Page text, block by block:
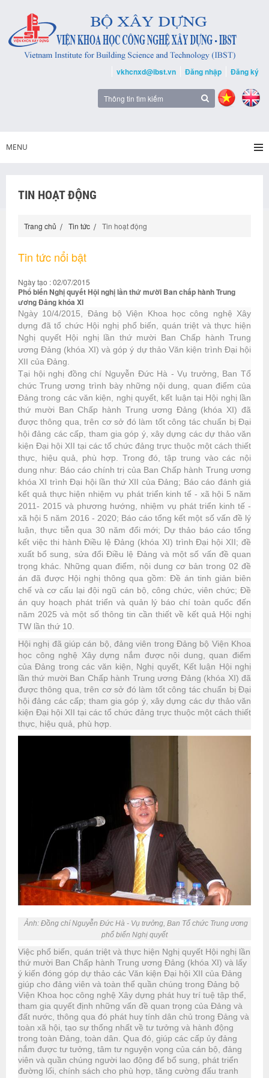
vkhcnxd@ibst.vn Đăng nhập Đăng ký
MENU
TIN HOẠT ĐỘNG
Trang chủ Tin tức Tin hoạt động
Tin tức nổi bật
Ngày tạo : 02/07/2015
Phổ biến Nghị quyết Hội nghị lần thứ mười Ban chấp hành Trung
ương Đảng khóa XI
Ngày 10/4/2015, Đảng bộ Viện Khoa học công nghệ Xây
dựng đã tổ chức Hội nghị phổ biến, quán triệt và thực hiện
Nghị quyết Hội nghị lần thứ mười Ban Chấp hành Trung
ương Đảng (khóa XI) và góp ý dự thảo Văn kiện trình Đại hội
XII của Đảng.
Tại hội nghị đồng chí Nguyễn Đức Hà - Vụ trưởng, Ban Tổ
chức Trung ương trình bày những nội dung, quan điểm của
Đảng trong các văn kiện, nghị quyết, kết luận tại Hội nghị lần
thứ mười Ban Chấp hành Trung ương Đảng (khóa XI) đã
được thông qua, trên cơ sở đó làm tốt công tác chuẩn bị Đại
hội đảng các cấp, tham gia góp ý, xây dựng các dự thảo văn
kiện Đại hội XII tại các tổ chức đảng trực thuộc một cách thiết
thực, hiệu quả, phù hợp. Trong đó, tập trung vào các nội
dung như: Báo cáo chính trị của Ban Chấp hành Trung ương
khóa XI trình Đại hội lần thứ XII của Đảng; Báo cáo đánh giá
kết quả thực hiện nhiệm vụ phát triển kinh tế - xã hội 5 năm
2011- 2015 và phương hướng, nhiệm vụ phát triển kinh tế -
xã hội 5 năm 2016 - 2020; Báo cáo tổng kết một số vấn đề lý
luận, thực tiễn qua 30 năm đổi mới; Dự thảo báo cáo tổng
kết việc thi hành Điều lệ Đảng (khóa XI) trình Đại hội XII; đề
xuất bổ sung, sửa đổi Điều lệ Đảng và một số vấn đề quan
trọng khác. Những quan điểm, nội dung cơ bản trong 02 đề
án đã được Hội nghị thông qua gồm: Đề án tinh giản biên
chế và cơ cấu lại đội ngũ cán bộ, công chức, viên chức; Đề
án quy hoạch phát triển và quản lý báo chí toàn quốc đến
năm 2025 và một số thông tin cần thiết về kết quả Hội nghị
TW lần thứ 10.
Hội nghị đã giúp cán bộ, đảng viên trong Đảng bộ Viện Khoa
học công nghệ Xây dựng nắm được nội dung, quan điểm
của Đảng trong các văn kiện, Nghị quyết, Kết luận Hội nghị
lần thứ mười Ban Chấp hành Trung ương Đảng (khóa XI) đã
được thông qua, trên cơ sở đó làm tốt công tác chuẩn bị Đại
hội đảng các cấp; tham gia góp ý, xây dựng các dự thảo văn
kiện Đại hội XII tại các tổ chức đảng trực thuộc một cách thiết
thực, hiệu quả, phù hợp.
Ảnh: Đồng chí Nguyễn Đức Hà - Vụ trưởng, Ban Tổ chức Trung ương
phổ biến Nghị quyết
Việc phổ biến, quán triệt và thực hiện Nghị quyết Hội nghị lần
thứ mười Ban Chấp hành Trung ương Đảng (khóa XI) và lấy
ý kiến đóng góp dự thảo các Văn kiện Đại hội XII của Đảng
giúp cho đảng viên và toàn thể quần chúng trong Đảng bộ
Viện Khoa học công nghệ Xây dựng phát huy trí tuệ tập thể,
tham gia quyết định những vấn đề quan trọng của Đảng và
đất nước, thông qua đó phát huy tính dân chủ trong Đảng và
toàn xã hội, tạo sự thống nhất về tư tưởng và hành động
trong toàn Đảng, toàn dân. Qua đó, giúp các cấp ủy đảng
nắm được tư tưởng, tâm tư nguyện vọng của cán bộ, đảng
viên và quần chúng người lao động để bổ sung, phát triển
đường lối, chính sách cho phù hợp, tăng cường đấu tranh